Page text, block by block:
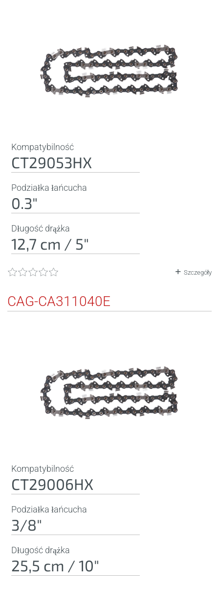
Kompatybilność
CT29053HX
Podziałka łańcucha
0.3"
Długość drążka
12,7 cm / 5"
Szczegóły
CAG-CA311040E
Kompatybilność
CT29006HX
Podziałka łańcucha
3/8"
Długość drążka
25,5 cm / 10"